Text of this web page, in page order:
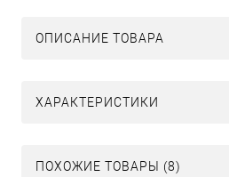
ОПИСАНИЕ ТОВАРА
ХАРАКТЕРИСТИКИ
ПОХОЖИЕ ТОВАРЫ (8)